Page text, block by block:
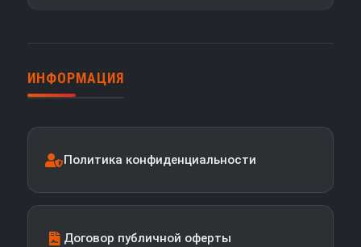
ИНФОРМАЦИЯ
Политика конфиденциальности
Договор публичной оферты